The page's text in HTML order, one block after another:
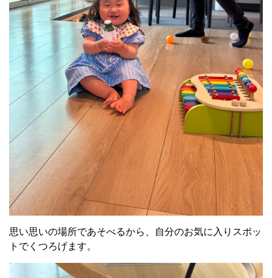
思い思いの場所であそべるから、自分のお気に入りスポッ
トでくつろげます。